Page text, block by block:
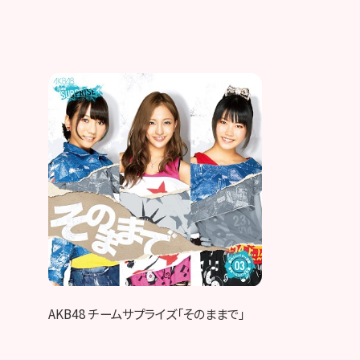
AKB48 チームサプライズ「そのままで」